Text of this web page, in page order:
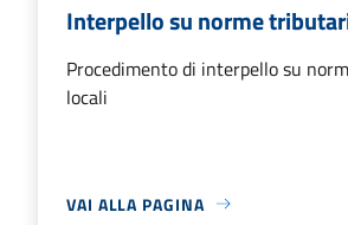
Interpello su norme
Procedimento di interpello su
locali
VAI ALLA PAGINA